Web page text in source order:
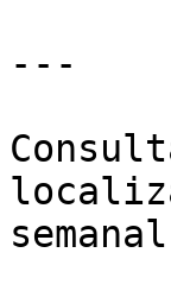
---
semanal